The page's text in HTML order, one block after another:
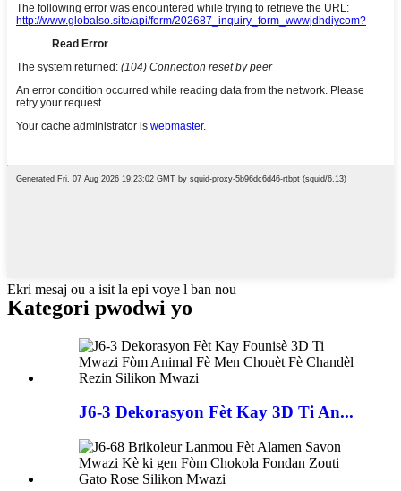
Ekri mesaj ou a isit la epi voye l ban nou
Kategori pwodwi yo
J6-3 Dekorasyon Fèt Kay 3D Ti An...